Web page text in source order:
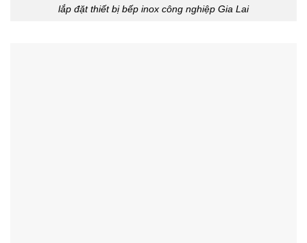
lắp đặt thiết bị bếp inox công nghiệp Gia Lai